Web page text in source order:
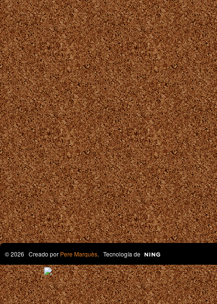
© 2026 Creado por Pere Marquès. Tecnología de